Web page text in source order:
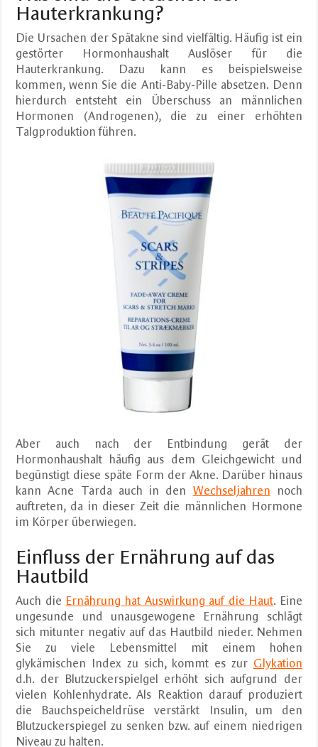
Hauterkrankung?
Die Ursachen der Spätakne sind vielfältig. Häufig ist ein
gestörter Hormonhaushalt Auslöser für die
Hauterkrankung. Dazu kann es beispielsweise
kommen, wenn Sie die Anti-Baby-Pille absetzen. Denn
hierdurch entsteht ein Überschuss an männlichen
Hormonen (Androgenen), die zu einer erhöhten
Talgproduktion führen.
Aber auch nach der Entbindung gerät der
Hormonhaushalt häufig aus dem Gleichgewicht und
begünstigt diese späte Form der Akne. Darüber hinaus
kann Acne Tarda auch in den Wechseljahren noch
auftreten, da in dieser Zeit die männlichen Hormone
im Körper überwiegen.
Einfluss der Ernährung auf das
Hautbild
Auch die Ernährung hat Auswirkung auf die Haut. Eine
ungesunde und unausgewogene Ernährung schlägt
sich mitunter negativ auf das Hautbild nieder. Nehmen
Sie zu viele Lebensmittel mit einem hohen
glykämischen Index zu sich, kommt es zur Glykation
d.h. der Blutzuckerspielgel erhöht sich aufgrund der
vielen Kohlenhydrate. Als Reaktion darauf produziert
die Bauchspeicheldrüse verstärkt Insulin, um den
Blutzuckerspiegel zu senken bzw. auf einem niedrigen
Niveau zu halten.